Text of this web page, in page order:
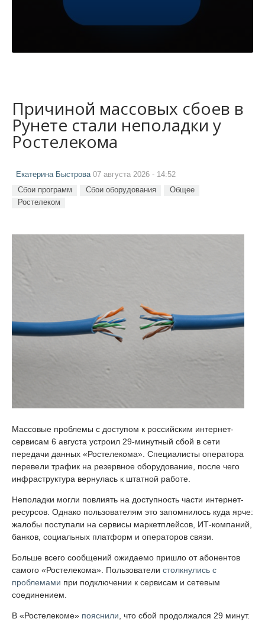
Причиной массовых сбоев в
Рунете стали неполадки у
Ростелекома
Екатерина Быстрова 07 августа 2026 - 14:52
Сбои программ Сбои оборудования
Общее
Ростелеком
Массовые проблемы с доступом к российским интернет-
сервисам 6 августа устроил 29-минутный сбой в сети
передачи данных «Ростелекома». Специалисты оператора
перевели трафик на резервное оборудование, после чего
инфраструктура вернулась к штатной работе.
Неполадки могли повлиять на доступность части интернет-
ресурсов. Однако пользователям это запомнилось куда ярче:
жалобы поступали на сервисы маркетплейсов, ИТ-компаний,
банков, социальных платформ и операторов связи.
Больше всего сообщений ожидаемо пришло от абонентов
самого «Ростелекома». Пользователи столкнулись с
проблемами при подключении к сервисам и сетевым
соединением.
В «Ростелекоме» пояснили, что сбой продолжался 29 минут.